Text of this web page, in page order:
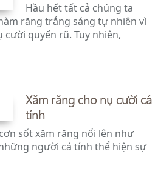
Hầu hết tất cả chúng ta
răng trắng sáng tự nhiên vì
quyến rũ. Tuy nhiên,
Xăm răng cho nụ cười cá
tính
sốt xăm răng nổi lên như
người cá tính thể hiện sự